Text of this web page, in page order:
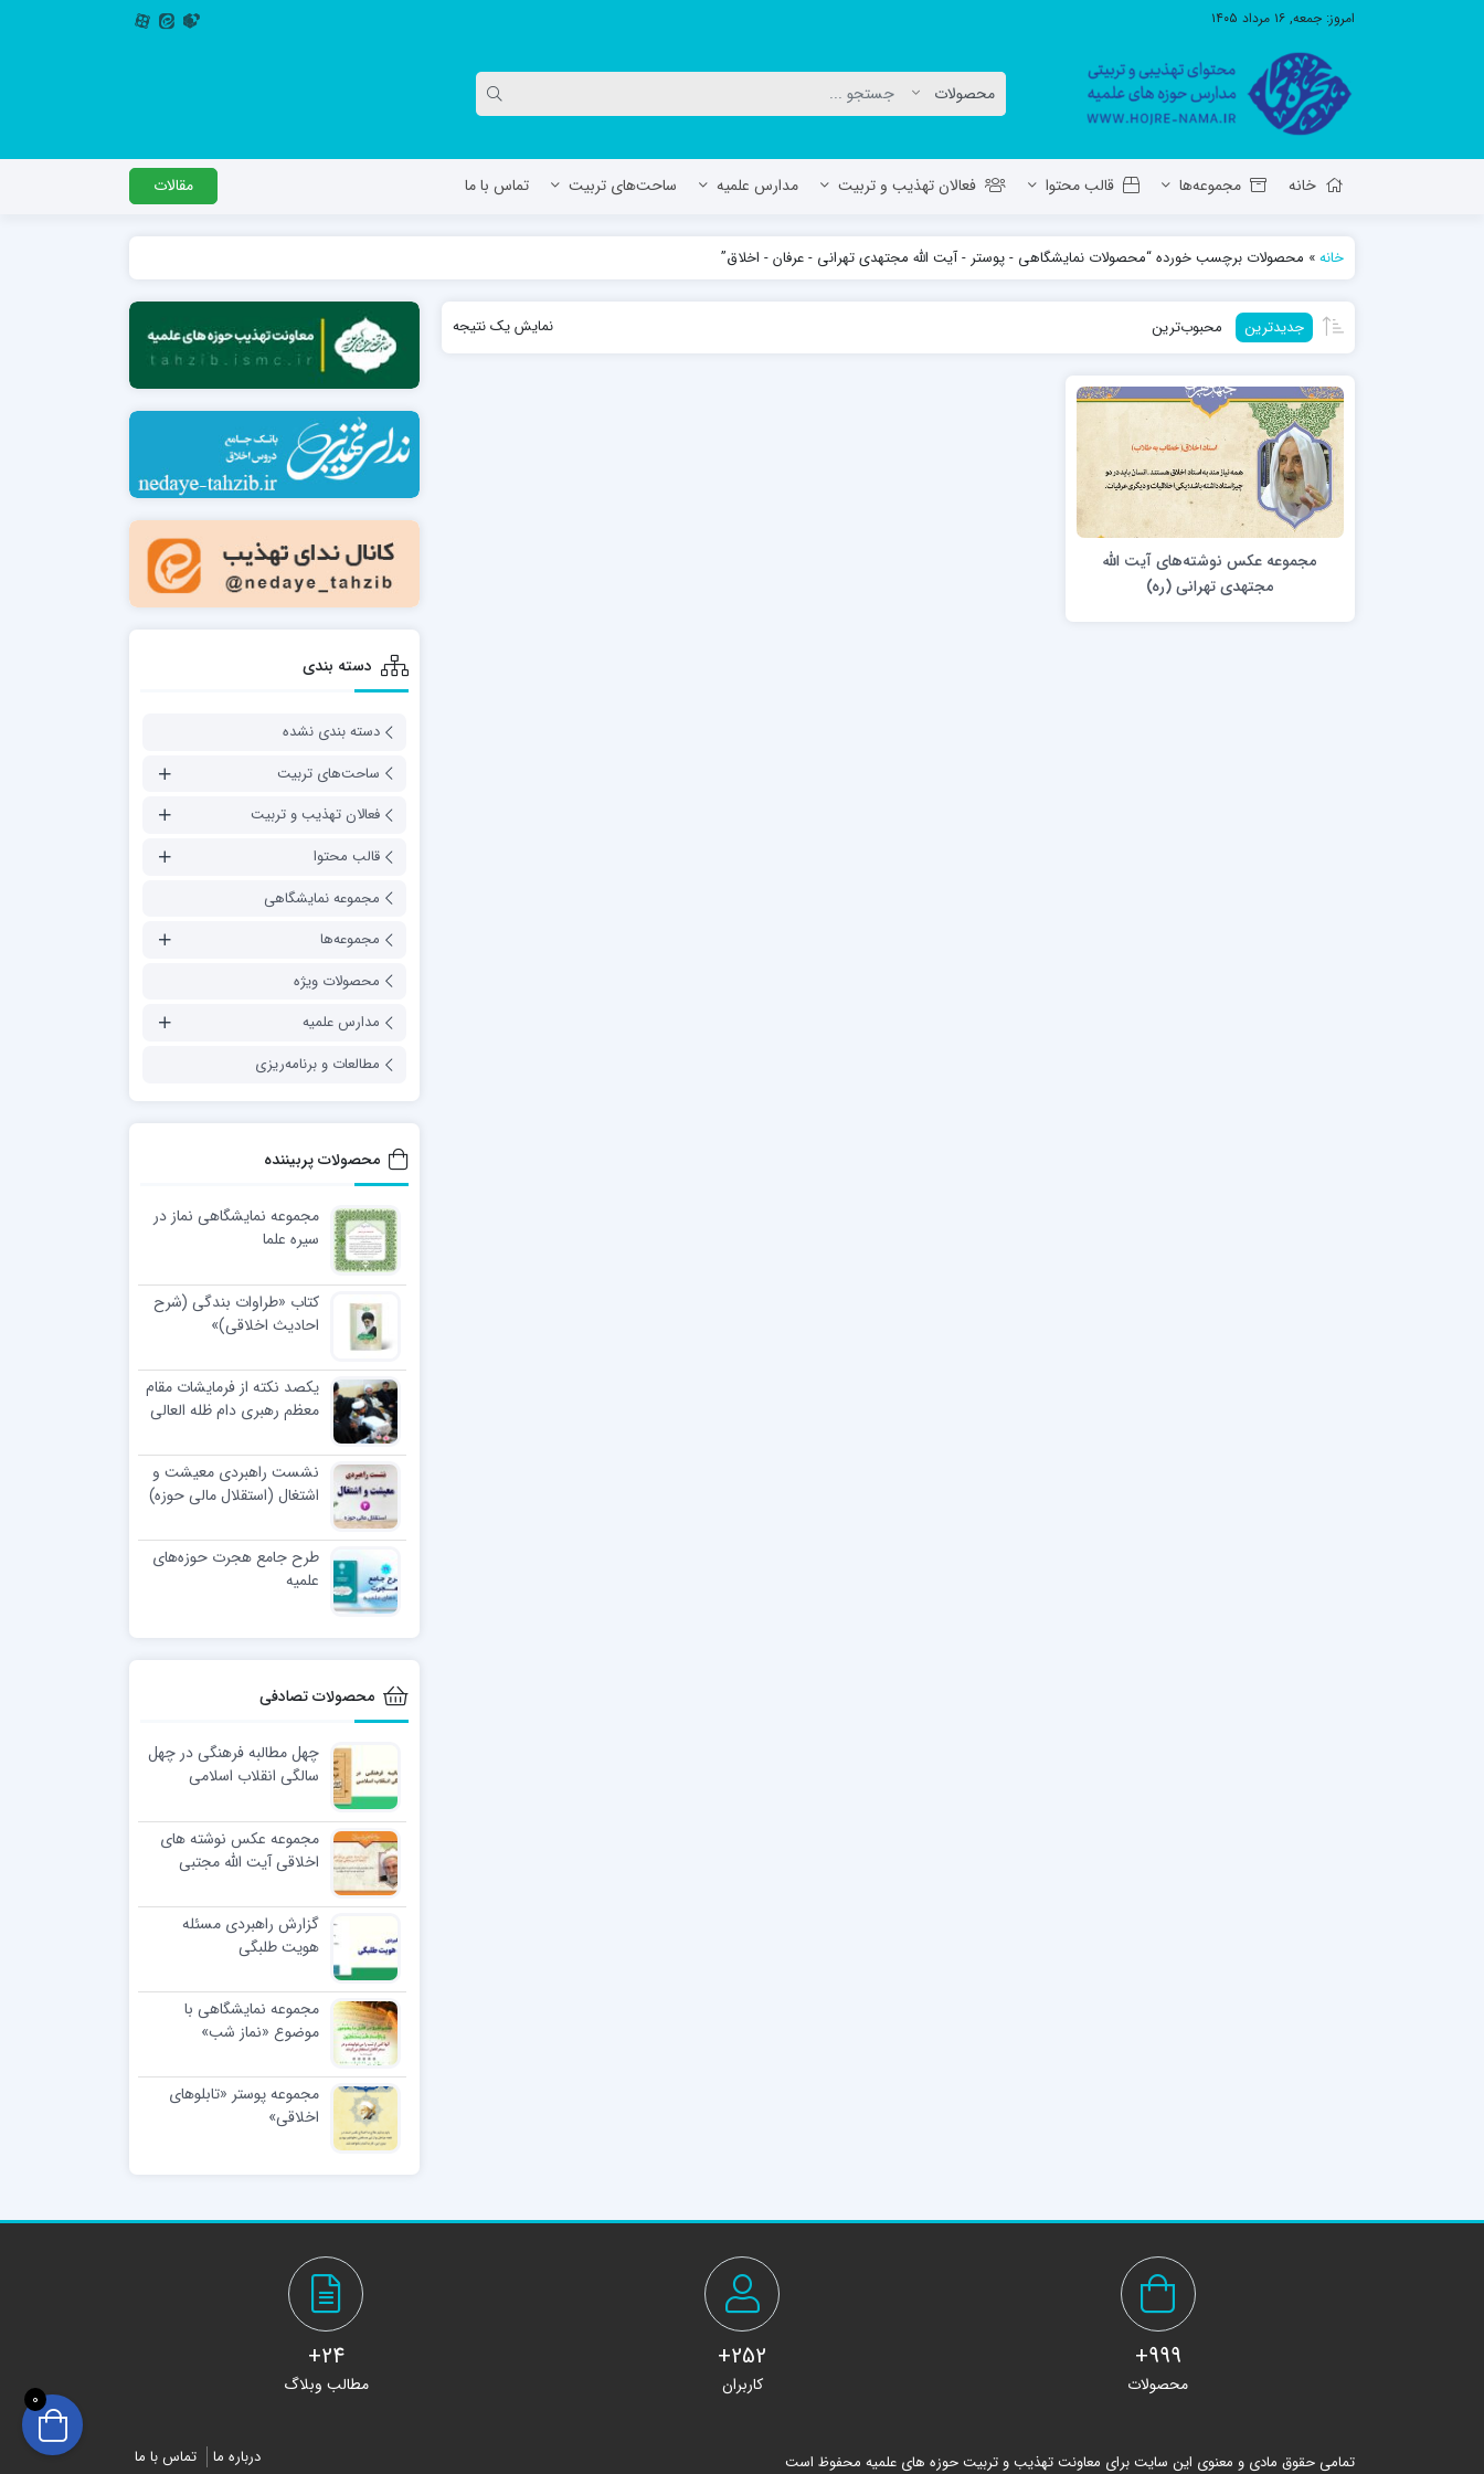
امروز: جمعه, ۱۶ مرداد ۱۴۰۵
خانه مجموعه‌ها قالب محتوا فعالان تهذیب و تربیت مدارس علمیه
معاونت تهذیب استان آ.ش
حوزه علمیه حضرت ولی عصر عج بناب
مدرسه علمیه صاحب الزمان عج مرند
مدرسه علمیه جعفریه
مدرسه علمیه المهدی (عج)/ آران و بیدگل
حوزه علمیه سفیران هدایت رهنان
مدرسه آیت الله العظمی گلپایگانی ره
مدرسه اباصالح المهدی عج
مدرسه امام جعفر صادق علیه السلام ساوجبلاغ
مدرسه علمیه امام حسن مجتبی(ع) چهارباغ
مدرسه علمیه حضرت حجت علیه السلام (امام
رضا علیه السلام)
مدرسه علمیه امام خمینی (ره)
مدرسه امام حسن عسگری ع
مدرسه علمیه دارالحکمة
مدرسه علمیه دارالسلام
حوزه علمیه امام صادق علیه السلام پرند
مدرسه فقهی تخصصی امام رضا علیه السلام
صالحیه (مکتب الصادق ع) کازرون
مدرسه امام کاظم علیه السلام
ساحت‌های تربیت تماس با ما مقالات
خانه» محصولات برچسب خورده “محصولات نمایشگاهی - پوستر - آیت الله مجتهدی تهرانی - عرفان - اخلاق”
جدیدترین محبوب‌ترین نمایش یک نتیجه
مجموعه عکس نوشته‌های آیت الله
مجتهدی تهرانی (ره)
دسته بندی
دسته بندی نشده
ساحت‌های تربیت
فعالان تهذیب و تربیت
قالب محتوا
مجموعه نمایشگاهی
مجموعه‌ها
محصولات ویژه
مدارس علمیه
مطالعات و برنامه‌ریزی
محصولات پربیننده
مجموعه نمایشگاهی نماز در
سیره علما
کتاب «طراوات بندگی (شرح
احادیث اخلاقی)»
یکصد نکته از فرمایشات مقام
معظم رهبری دام ظله العالی
نشست راهبردی معیشت و
اشتغال (استقلال مالی حوزه)
طرح جامع هجرت حوزه‌های
علمیه
محصولات تصادفی
چهل مطالبه فرهنگی در چهل
سالگی انقلاب اسلامی
مجموعه عکس نوشته های
اخلاقی آیت الله مجتبی
گزارش راهبردی مسئله
هویت طلبگی
مجموعه نمایشگاهی با
موضوع «نماز شب»
مجموعه پوستر «تابلوهای
اخلاقی»
999+
محصولات
252+
کاربران
24+
مطالب وبلاگ
تمامی حقوق مادی و معنوی این سایت برای معاونت تهذیب و تربیت حوزه های علمیه محفوظ است درباره ما تماس با ما
0